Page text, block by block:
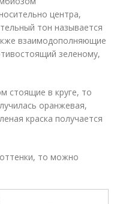
центра,
тон называется
взаимодополняющие
зеленому,
стоящие в круге, то
оранжевая,
краска получается
то можно